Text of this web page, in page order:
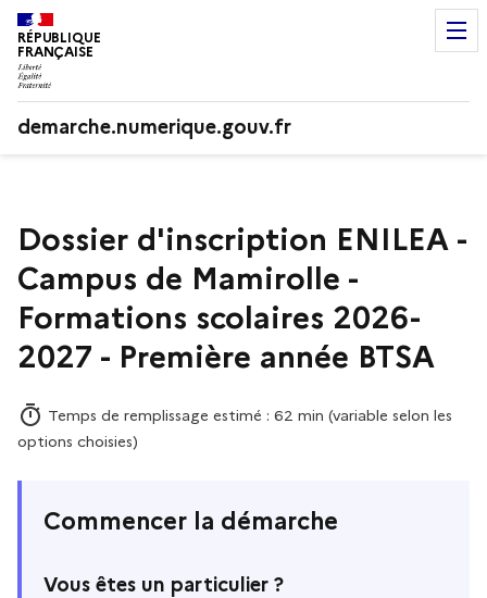
RÉPUBLIQUE
FRANÇAISE
demarche.numerique.gouv.fr
Dossier d'inscription ENILEA -
Campus de Mamirolle -
Formations scolaires 2026-
2027 - Première année BTSA
Temps de remplissage estimé : 62 min (variable selon les
options choisies)
Commencer la démarche
Vous êtes un particulier ?